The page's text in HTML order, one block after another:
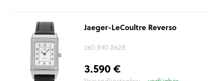
Jaeger-LeCoultre Reverso
260.840.862B
3.590 €